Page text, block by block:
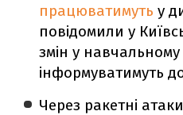
працюватимутьу
повідомили у
змін у
інформуватимуть
Через ракетні